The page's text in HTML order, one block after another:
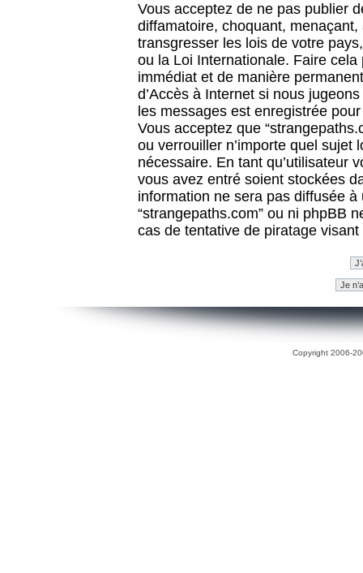
Vous acceptez de ne pas publier
diffamatoire, choquant,
transgresser les lois de votre
ou la Loi Internationale. Faire
immédiat et de manière
d’Accès à Internet si nous
les messages est enregistrée
Vous acceptez que
ou verrouiller n’importe quel sujet
nécessaire. En tant qu’utilisateur
vous avez entré soient stockées
information ne sera pas diffusée
“strangepaths.com” ou ni phpBB
cas de tentative de piratage
Copyright 2006-